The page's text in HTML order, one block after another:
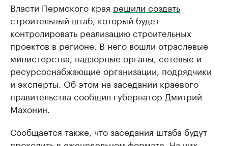
Власти Пермского края решили создать
строительный штаб, который будет
контролировать реализацию строительных
проектов в регионе. В него вошли отраслевые
министерства, надзорные органы, сетевые и
ресурсоснабжающие организации, подрядчики
и эксперты. Об этом на заседании краевого
правительства сообщил губернатор Дмитрий
Махонин.
Сообщается также, что заседания штаба будут